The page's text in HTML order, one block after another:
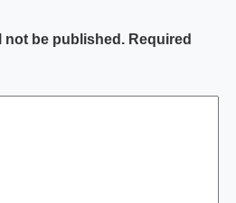
not be published. Required